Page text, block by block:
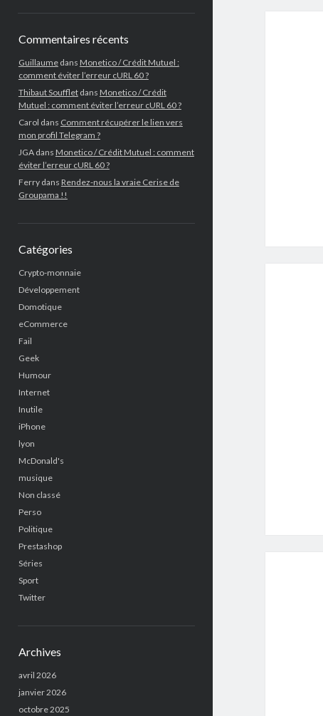
Commentaires récents
Guillaumedans Monetico / Crédit Mutuel :
comment éviter l’erreur cURL 60 ?
Thibaut Souffletdans Monetico / Crédit
Mutuel : comment éviter l’erreur cURL 60 ?
Carol dans Comment récupérer le lien vers
mon profil Telegram ?
JGAdans Monetico / Crédit Mutuel : comment
éviter l’erreur cURL 60 ?
Ferrydans Rendez-nous la vraie Cerise de
Groupama !!
Catégories
Crypto-monnaie
Développement
Domotique
eCommerce
Fail
Geek
Humour
Internet
Inutile
iPhone
lyon
McDonald's
musique
Non classé
Perso
Politique
Prestashop
Séries
Sport
Twitter
Archives
avril 2026
janvier 2026
octobre 2025